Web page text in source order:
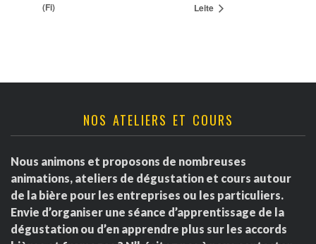
(Fi)
Leite
NOS ATELIERS ET COURS
Nous animons et proposons de nombreuses
animations, ateliers de dégustation et cours autour
de la bière pour les entreprises ou les particuliers.
Envie d’organiser une séance d’apprentissage de la
dégustation ou d’en apprendre plus sur les accords